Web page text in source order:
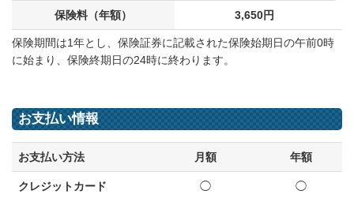
保険料 （年額） 3,650円
保険期間は1年とし、保険証券に記載された保険始期日の午前0時
に始まり、保険終期日の24時に終わります。
お支払い情報
お支払い方法 月額 年額
クレジットカード ◯ ◯